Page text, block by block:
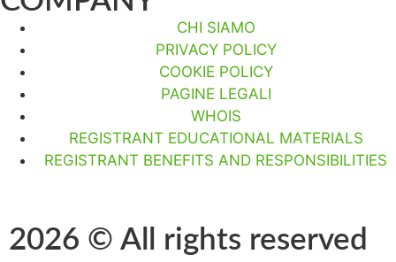
CHI SIAMO
PRIVACY POLICY
COOKIE POLICY
PAGINE LEGALI
WHOIS
REGISTRANT EDUCATIONAL MATERIALS
REGISTRANT BENEFITS AND RESPONSIBILITIES
2026 © All rights reserved